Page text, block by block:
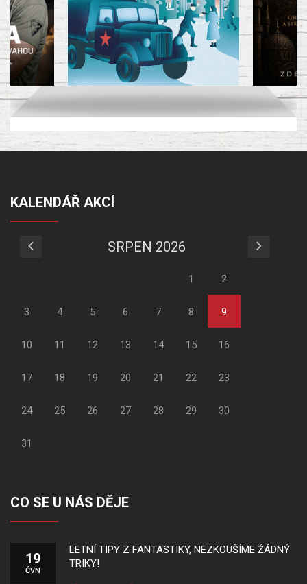
KALENDÁŘ AKCÍ
SRPEN 2026
1 2
3 4 5 6 7 8 9
10 11 12 13 14 15 16
17 18 19 20 21 22 23
24 25 26 27 28 29 30
31
CO SE U NÁS DĚJE
19
ČVN
LETNÍ TIPY Z FANTASTIKY, NEZKOUŠÍME ŽÁDNÝ
TRIKY!